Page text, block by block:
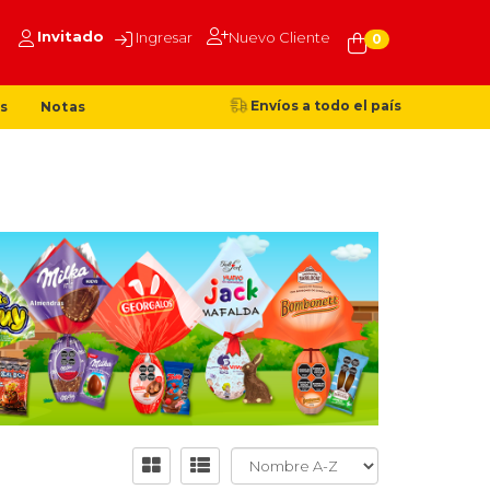
Invitado Ingresar Nuevo Cliente 0
Notas Envíos a todo el país